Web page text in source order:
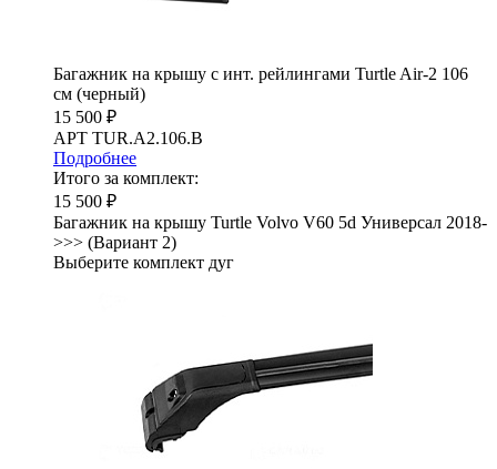
Багажник на крышу с инт. рейлингами Turtle Air-2 106
см (черный)
15 500 ₽
АРТ TUR.A2.106.B
Подробнее
Итого за комплект:
15 500 ₽
Багажник на крышу Turtle Volvo V60 5d Универсал 2018-
>>> (Вариант 2)
Выберите комплект дуг